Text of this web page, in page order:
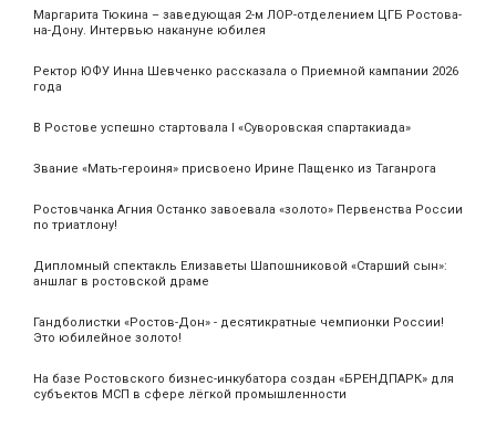
Маргарита Тюкина – заведующая 2-м ЛОР-отделением ЦГБ Ростова-
на-Дону. Интервью накануне юбилея
Ректор ЮФУ Инна Шевченко рассказала о Приемной кампании 2026
года
В Ростове успешно стартовала I «Суворовская спартакиада»
Звание «Мать‑героиня» присвоено Ирине Пащенко из Таганрога
Ростовчанка Агния Останко завоевала «золото» Первенства России
по триатлону!
Дипломный спектакль Елизаветы Шапошниковой «Старший сын»:
аншлаг в ростовской драме
Гандболистки «Ростов-Дон» - десятикратные чемпионки России!
Это юбилейное золото!
На базе Ростовского бизнес-инкубатора создан «БРЕНДПАРК» для
субъектов МСП в сфере лёгкой промышленности